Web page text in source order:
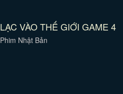
LẠC VÀO THẾ GIỚI GAME 4
Phim Nhật Bản